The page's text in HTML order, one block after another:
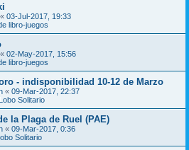
« 03-Jul-2017, 19:33
libro-juegos
« 02-May-2017, 15:56
libro-juegos
- indisponibilidad 10-12 de Marzo
« 09-Mar-2017, 22:37
Solitario
la Plaga de Ruel (PAE)
« 09-Mar-2017, 0:36
Solitario